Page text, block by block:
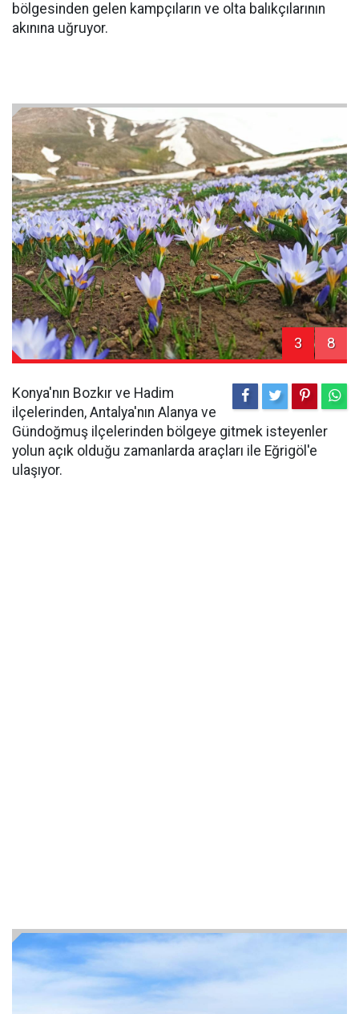
bölgesinden gelen kampçıların ve olta balıkçılarının
akınına uğruyor.
3 8
Konya'nın Bozkır ve Hadim
ilçelerinden, Antalya'nın Alanya ve
Gündoğmuş ilçelerinden bölgeye gitmek isteyenler
yolun açık olduğu zamanlarda araçları ile Eğrigöl'e
ulaşıyor.